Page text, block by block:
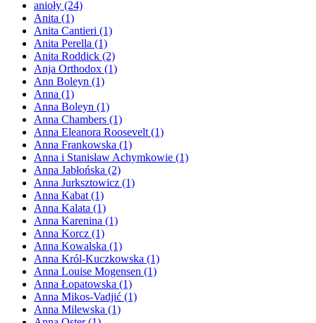
anioły (24)
Anita (1)
Anita Cantieri (1)
Anita Perella (1)
Anita Roddick (2)
Anja Orthodox (1)
Ann Boleyn (1)
Anna (1)
Anna Boleyn (1)
Anna Chambers (1)
Anna Eleanora Roosevelt (1)
Anna Frankowska (1)
Anna i Stanisław Achymkowie (1)
Anna Jabłońska (2)
Anna Jurksztowicz (1)
Anna Kabat (1)
Anna Kalata (1)
Anna Karenina (1)
Anna Korcz (1)
Anna Kowalska (1)
Anna Król-Kuczkowska (1)
Anna Louise Mogensen (1)
Anna Łopatowska (1)
Anna Mikos-Vadjić (1)
Anna Milewska (1)